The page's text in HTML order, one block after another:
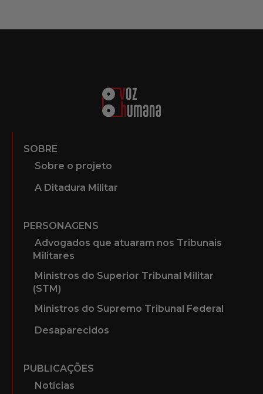
SOBRE
Sobre o projeto
A Ditadura Militar
PERSONAGENS
Advogados que atuaram nos Tribunais
Militares
Ministros do Superior Tribunal Militar
(STM)
Ministros do Supremo Tribunal Federal
Desaparecidos
PUBLICAÇÕES
Notícias